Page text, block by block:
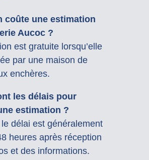
coûte une estimation
Aucoc ?
est gratuite lorsqu’elle
par une maison de
enchères.
les délais pour
estimation ?
délai est généralement
heures après réception
et des informations.